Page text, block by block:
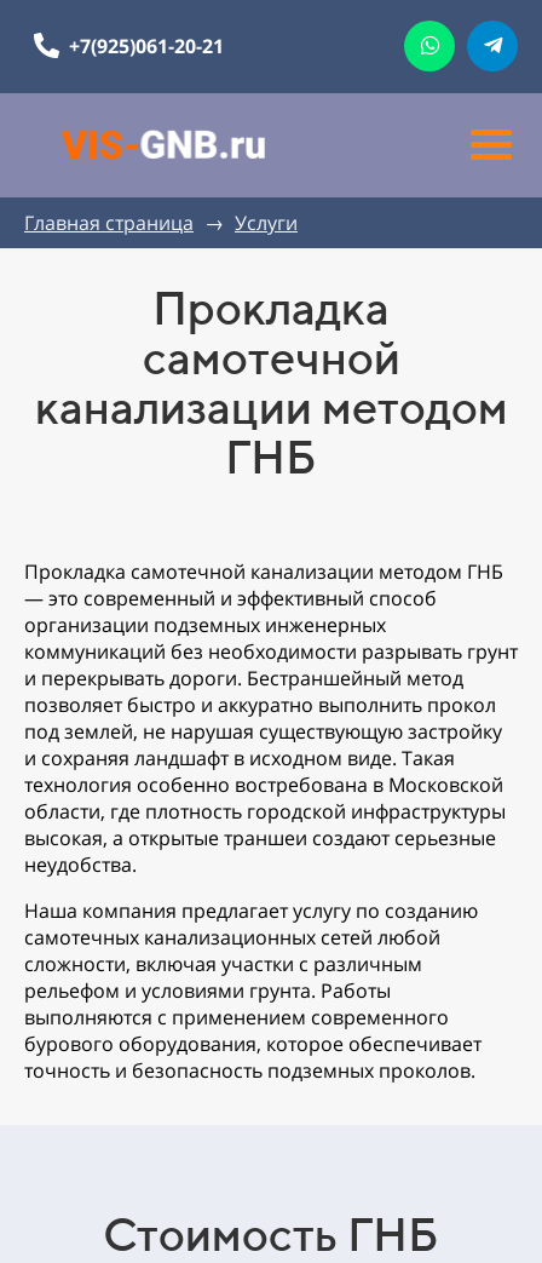
+7(925)061-20-21
Главная страница → Услуги
Прокладка
самотечной
канализации методом
ГНБ
Прокладка самотечной канализации методом ГНБ
— это современный и эффективный способ
организации подземных инженерных
коммуникаций без необходимости разрывать грунт
и перекрывать дороги. Бестраншейный метод
позволяет быстро и аккуратно выполнить прокол
под землей, не нарушая существующую застройку
и сохраняя ландшафт в исходном виде. Такая
технология особенно востребована в Московской
области, где плотность городской инфраструктуры
высокая, а открытые траншеи создают серьезные
неудобства.
Наша компания предлагает услугу по созданию
самотечных канализационных сетей любой
сложности, включая участки с различным
рельефом и условиями грунта. Работы
выполняются с применением современного
бурового оборудования, которое обеспечивает
точность и безопасность подземных проколов.
Стоимость ГНБ